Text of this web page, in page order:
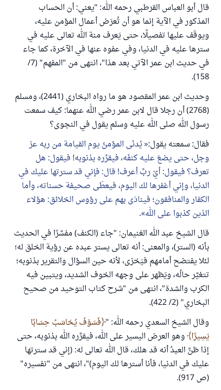
قال أبو العباس القرطبي رحمه الله: "يعني: أن الحساب
المذكور في الآية إنما هو أن تُعرَض أعمال المؤمن عليه،
ويوقَف عليها تفصيلًا، حتى يَعرف منة الله تعالى عليه في
سترها عليه في الدنيا، وفي عفوه عنها في الآخرة، كما جاء
في حديث ابن عمر الآتي بعد هذا"، انتهى من "المفهم" (7/
158).
وحديث ابن عمر المقصود هو ما رواه البخاري (2441)، ومسلم
(2768) أن رجلا قال لابن عمر رضي الله عنهما: كيف سمعت
رسول الله صلى الله عليه وسلم يقول في النجوى؟
فقال: سمعته يقول: يُدنَى المؤمنُ يوم القيامة من ربه عز
وجل، حتى يضعَ عليه كنفَه، فيقرِّره بذنوبه! فيقول: هل
تعرف؟ فيقول: أيْ ربِّ أعرف! قال: فإني قد سترتها عليك في
الدنيا، وإني أغفرها لك اليوم، فيعطَى صحيفة حسناته، وأما
الكفار والمنافقون؛ فينادَى بهم على رؤوس الخلائق: هؤلاء
الذين كذبوا على الله .
قال الشيخ عبد الله الغنيمان: "جاء (الكنف) مفسَّرًا في الحديث
بأنه (الستر)، والمعنى: أنه تعالى يستر عبده عن رؤية الخلق له؛
لئلا يفتضح أمامهم فيَخزى، لأنه حين السؤال والتقرير بذنوبه؛
تتغيَّر حالُه، ويَظهر على وجهه الخوف الشديد، ويتبين فيه
الكرب والشدة"، انتهى من "شرح كتاب التوحيد من صحيح
البخاري" (2/ 422).
وقال الشيخ السعدي رحمه الله: " فَسَوْفَ يُحَاسَبُ حِسَابًا
يَسِيرًا وهو العرض اليسير على الله، فيقرِّره الله بذنوبه، حتى
إذا ظنَّ العبدُ أنه قد هلك، قال الله تعالى له: (إني قد سترتها
عليك في الدنيا، فأنا أسترها لك اليوم)"، انتهى من "تفسيره"
(ص 917).